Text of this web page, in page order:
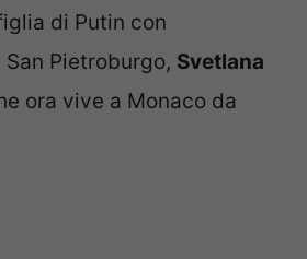
di Putin con
San Pietroburgo, Svetlana
ora vive a Monaco da